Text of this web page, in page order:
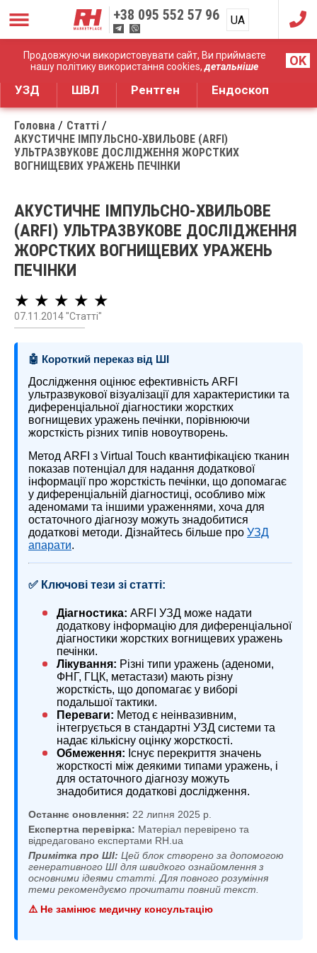
Продовжуючи використовувати сайт, Ви приймаєте
нашу політику використання cookies,детальніше OK
+38 095 552 57 96 UA
RU
Дистрибуція медичного обладнання
УЗД ШВЛ Рентген Ендоскоп
Головна
Статті
АКУСТИЧНЕ ІМПУЛЬСНО-ХВИЛЬОВЕ (ARFI)
УЛЬТРАЗВУКОВЕ ДОСЛІДЖЕННЯ ЖОРСТКИХ
ВОГНИЩЕВИХ УРАЖЕНЬ ПЕЧІНКИ
АКУСТИЧНЕ ІМПУЛЬСНО-ХВИЛЬОВЕ
(ARFI) УЛЬТРАЗВУКОВЕ ДОСЛІДЖЕННЯ
ЖОРСТКИХ ВОГНИЩЕВИХ УРАЖЕНЬ
ПЕЧІНКИ
★ ★ ★ ★ ★
07.11.2014 "Статті"
🤖 Короткий переказ від ШІ
Дослідження оцінює ефективність ARFI
ультразвукової візуалізації для характеристики та
диференціальної діагностики жорстких
вогнищевих уражень печінки, порівнюючи
жорсткість різних типів новоутворень.
Метод ARFI з Virtual Touch квантифікацією тканин
показав потенціал для надання додаткової
інформації про жорсткість печінки, що допомагає
у диференціальній діагностиці, особливо між
аденомами та іншими ураженнями, хоча для
остаточного діагнозу можуть знадобитися
додаткові методи. Дізнайтесь більше про УЗД
апарати.
✅ Ключові тези зі статті:
Діагностика: ARFI УЗД може надати
додаткову інформацію для диференціальної
діагностики жорстких вогнищевих уражень
печінки.
Лікування: Різні типи уражень (аденоми,
ФНГ, ГЦК, метастази) мають різну
жорсткість, що допомагає у виборі
подальшої тактики.
Переваги: Метод є неінвазивним,
інтегрується в стандартні УЗД системи та
надає кількісну оцінку жорсткості.
Обмеження: Існує перекриття значень
жорсткості між деякими типами уражень, і
для остаточного діагнозу можуть
знадобитися додаткові дослідження.
Останнє оновлення: 22 липня 2025 р.
Експертна перевірка: Матеріал перевірено та
відредаговано експертами RH.ua
Примітка про ШІ: Цей блок створено за допомогою
генеративного ШІ для швидкого ознайомлення з
основними ідеями статті. Для повного розуміння
теми рекомендуємо прочитати повний текст.
⚠️ Не замінює медичну консультацію